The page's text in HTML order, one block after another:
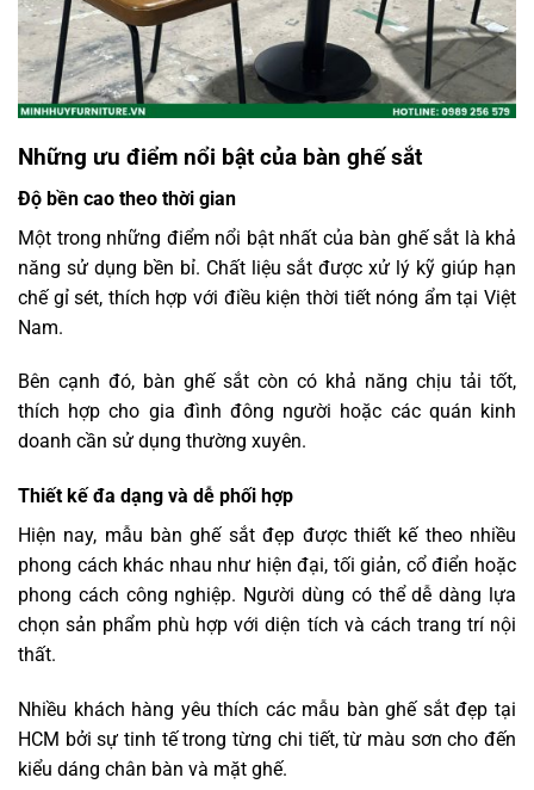
Những ưu điểm nổi bật của bàn ghế sắt
Độ bền cao theo thời gian
Một trong những điểm nổi bật nhất của bàn ghế sắt là khả
năng sử dụng bền bỉ. Chất liệu sắt được xử lý kỹ giúp hạn
chế gỉ sét, thích hợp với điều kiện thời tiết nóng ẩm tại Việt
Nam.
Bên cạnh đó, bàn ghế sắt còn có khả năng chịu tải tốt,
thích hợp cho gia đình đông người hoặc các quán kinh
doanh cần sử dụng thường xuyên.
Thiết kế đa dạng và dễ phối hợp
Hiện nay, mẫu bàn ghế sắt đẹp được thiết kế theo nhiều
phong cách khác nhau như hiện đại, tối giản, cổ điển hoặc
phong cách công nghiệp. Người dùng có thể dễ dàng lựa
chọn sản phẩm phù hợp với diện tích và cách trang trí nội
thất.
Nhiều khách hàng yêu thích các mẫu bàn ghế sắt đẹp tại
HCM bởi sự tinh tế trong từng chi tiết, từ màu sơn cho đến
kiểu dáng chân bàn và mặt ghế.